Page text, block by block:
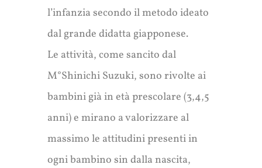
l’infanzia secondo il metodo ideato
dal grande didatta giapponese.
Le attività, come sancito dal
M°Shinichi Suzuki, sono rivolte ai
bambini già in età prescolare (3,4,5
anni) e mirano a valorizzare al
massimo le attitudini presenti in
ogni bambino sin dalla nascita,